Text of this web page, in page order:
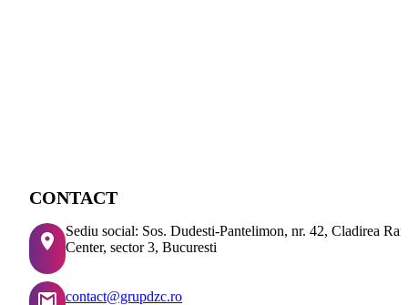
CONTACT
Sediu social: Sos. Dudesti-Pantelimon, nr. 42, Cladirea
Center, sector 3, Bucuresti
contact@grupdzc.ro